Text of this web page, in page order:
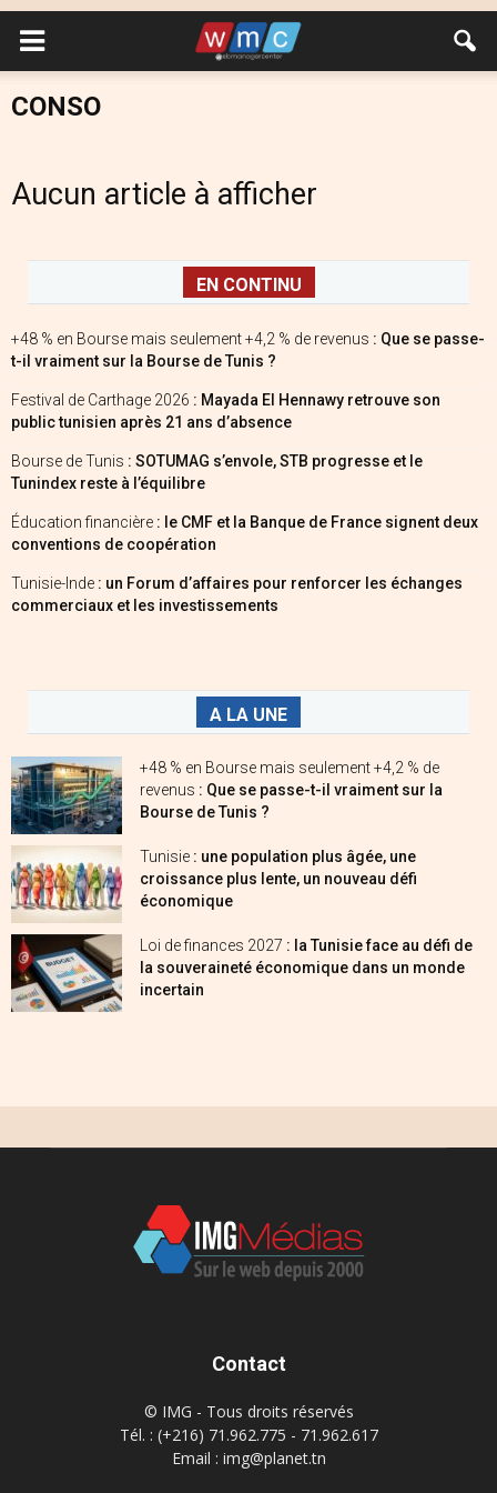
CONSO
Aucun article à afficher
EN CONTINU
+48 % en Bourse mais seulement +4,2 % de revenus : Que se passe-
t-il vraiment sur la Bourse de Tunis ?
Festival de Carthage 2026 : Mayada El Hennawy retrouve son
public tunisien après 21 ans d’absence
Bourse de Tunis : SOTUMAG s’envole, STB progresse et le
Tunindex reste à l’équilibre
Éducation financière : le CMF et la Banque de France signent deux
conventions de coopération
Tunisie-Inde : un Forum d’affaires pour renforcer les échanges
commerciaux et les investissements
A LA UNE
+48 % en Bourse mais seulement +4,2 % de
revenus : Que se passe-t-il vraiment sur la
Bourse de Tunis ?
Tunisie : une population plus âgée, une
croissance plus lente, un nouveau défi
économique
Loi de finances 2027 : la Tunisie face au défi de
la souveraineté économique dans un monde
incertain
Contact
© IMG - Tous droits réservés
Tél. : (+216) 71.962.775 - 71.962.617
Email : img@planet.tn